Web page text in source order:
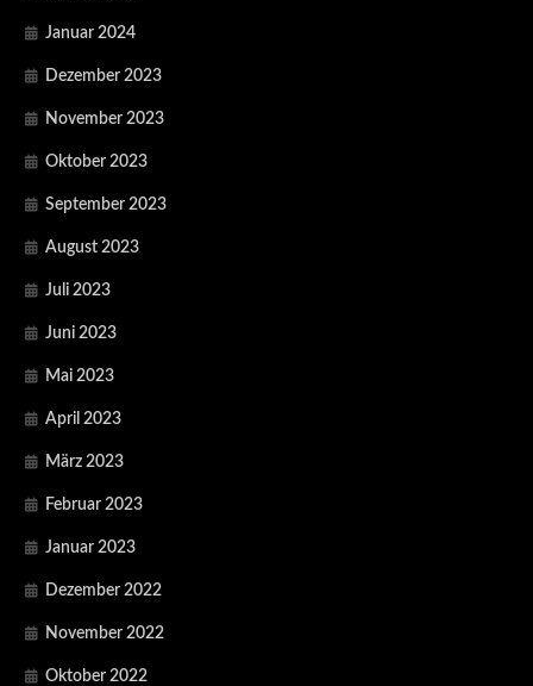
Januar 2024
Dezember 2023
November 2023
Oktober 2023
September 2023
August 2023
Juli 2023
Juni 2023
Mai 2023
April 2023
März 2023
Februar 2023
Januar 2023
Dezember 2022
November 2022
Oktober 2022